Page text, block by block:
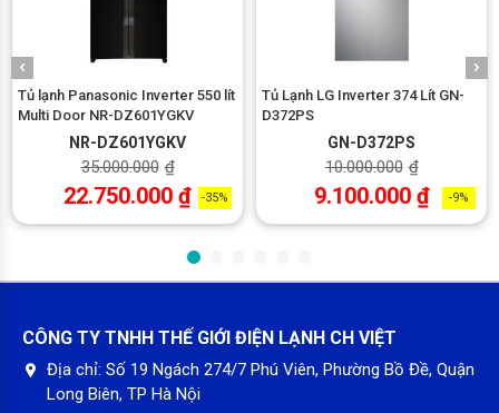
Tủ lạnh Panasonic Inverter 550 lít
Multi Door NR-DZ601YGKV
NR-DZ601YGKV
35.000.000 ₫
22.750.000 ₫ -35%
Tủ Lạnh LG Inverter 374 Lít GN-
D372PS
GN-D372PS
10.000.000 ₫
9.100.000 ₫ -9%
CÔNG TY TNHH THẾ GIỚI ĐIỆN LẠNH CH VIỆT
Địa chỉ: Số 19 Ngách 274/7 Phú Viên, Phường Bồ Đề, Quận
Long Biên, TP Hà Nội